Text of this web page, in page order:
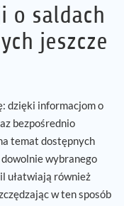
o saldach
jeszcze
dzięki informacjom o
bezpośrednio
temat dostępnych
wybranego
ułatwiają również
w ten sposób